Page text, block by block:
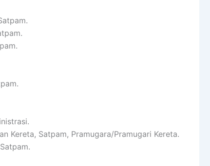
Kereta, Satpam, Pramugara/Pramugari Kereta.